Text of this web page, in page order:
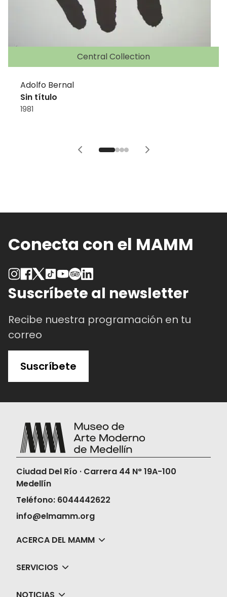
Central Collection
Adolfo Bernal
Sin título
1981
Conecta con el MAMM
Suscríbete al newsletter
Recibe nuestra programación en tu
correo
Suscríbete
Ciudad Del Río · Carrera 44 N° 19A-100
Medellín
Teléfono: 6044442622
info@elmamm.org
ACERCA DEL MAMM
SERVICIOS